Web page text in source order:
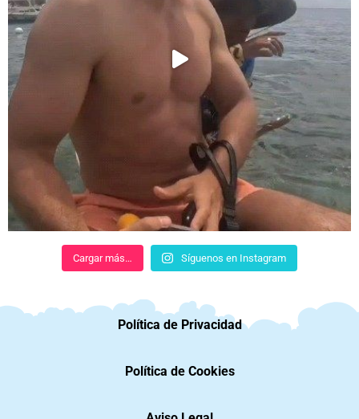
Cargar más… Síguenos en Instagram
Política de Privacidad
Política de Cookies